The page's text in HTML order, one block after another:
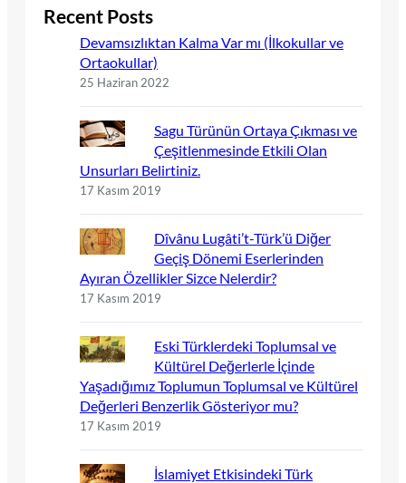
Recent Posts
Devamsızlıktan Kalma Var mı (İlkokullar ve
Ortaokullar)
25 Haziran 2022
Sagu Türünün Ortaya Çıkması ve
Çeşitlenmesinde Etkili Olan
Unsurları Belirtiniz.
17 Kasım 2019
Dîvânu Lugâti’t-Türk’ü Diğer
Geçiş Dönemi Eserlerinden
Ayıran Özellikler Sizce Nelerdir?
17 Kasım 2019
Eski Türklerdeki Toplumsal ve
Kültürel Değerlerle İçinde
Yaşadığımız Toplumun Toplumsal ve Kültürel
Değerleri Benzerlik Gösteriyor mu?
17 Kasım 2019
İslamiyet Etkisindeki Türk